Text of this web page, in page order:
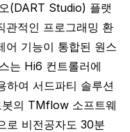
(DART Studio) 플랫
관적인 프로그래밍 환
어 기능이 통합된 원스
는 Hi6 컨트롤러에
하여 서드파티 솔루션
의 TMflow 소프트웨
로 비전공자도 30분